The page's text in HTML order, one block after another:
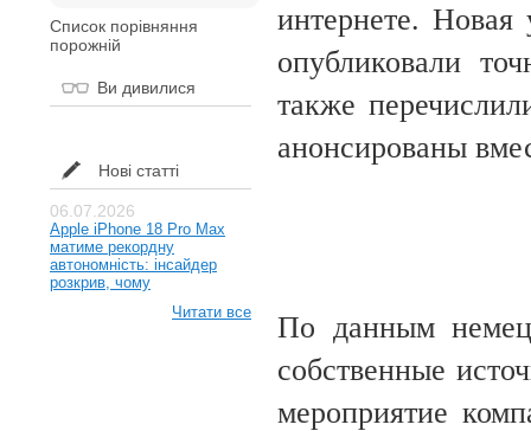
Список порівняння
порожній
Ви дивилися
Нові статті
06.07.2026
Apple iPhone 18 Pro Max
матиме рекордну
автономність: інсайдер
розкрив, чому
Читати все
интернете. Новая
опубликовали
также
анонсированы
По данным
собственные
мероприятие